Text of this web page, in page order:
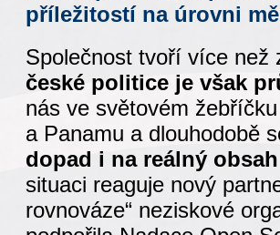
příležitostí na úrovni
Společnost tvoří více než
české politice je však
nás ve světovém
a Panamu a dlouhodobě
dopad i na reálný
situaci reaguje nový
rovnováze“ neziskové